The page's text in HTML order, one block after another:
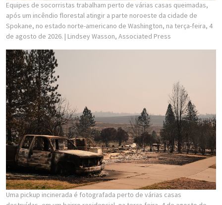
Equipes de socorristas trabalham perto de várias casas queimadas,
após um incêndio florestal atingir a parte noroeste da cidade de
Spokane, no estado norte-americano de Washington, na terça-feira, 4
de agosto de 2026. | Lindsey Wasson, Associated Press
Uma pickup incinerada é fotografada perto de várias casas